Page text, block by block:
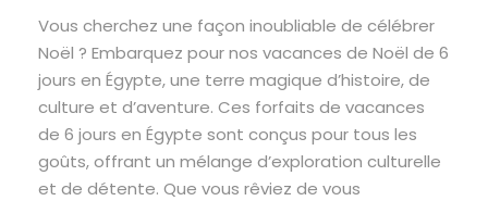
Vous cherchez une façon inoubliable de célébrer
Noël ? Embarquez pour nos vacances de Noël de 6
jours en Égypte, une terre magique d’histoire, de
culture et d’aventure. Ces forfaits de vacances
de 6 jours en Égypte sont conçus pour tous les
goûts, offrant un mélange d’exploration culturelle
et de détente. Que vous rêviez de vous